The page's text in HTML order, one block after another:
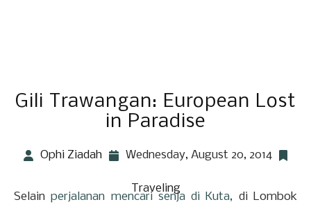
Gili Trawangan: European Lost
in Paradise
Ophi Ziadah Wednesday, August 20, 2014
Traveling
Selainperjalanan mencari senja di Kuta, di Lombok